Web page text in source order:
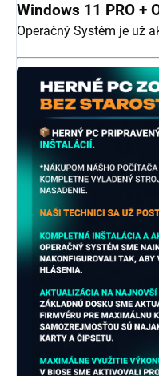
Windows 11 PRO +
Operačný Systém je už